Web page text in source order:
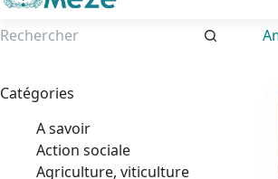
Catégories
A savoir
Action sociale
Agriculture, viticulture